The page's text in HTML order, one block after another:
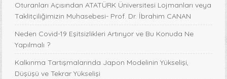
Oturanları Açısından ATATÜRK Üniversitesi Lojmanları veya
Taklitçiliğimizin Muhasebesi- Prof. Dr. İbrahim CANAN
Neden Covid-19 Eşitsizlikleri Artırıyor ve Bu Konuda Ne
Yapılmalı ?
Kalkınma Tartışmalarında Japon Modelinin Yükselişi,
Düşüşü ve Tekrar Yükselişi